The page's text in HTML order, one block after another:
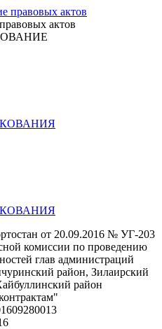
актов
от 20.09.2016 № УГ-203
комиссии по проведению
глав администраций
район, Зилаирский
район